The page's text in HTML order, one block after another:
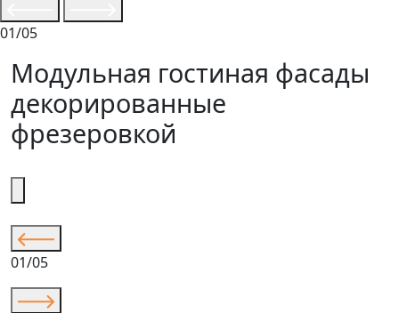
01/05
Модульная гостиная фасады
декорированные
фрезеровкой
01/05